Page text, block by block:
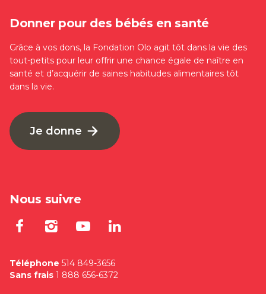
Donner pour des bébés en santé
Grâce à vos dons, la Fondation Olo agit tôt dans la vie des
tout-petits pour leur offrir une chance égale de naître en
santé et d’acquérir de saines habitudes alimentaires tôt
dans la vie.
Je donne
Nous suivre
Lien externe au site. S'ouvre
Lien externe au site.
Lien externe au site.
Téléphone 514 849-3656
Sans frais 1 888 656-6372